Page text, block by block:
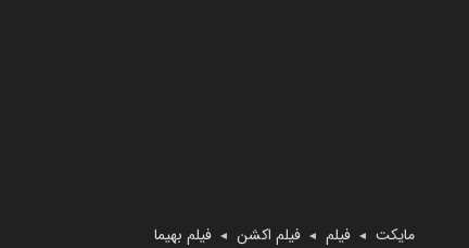
مایکت ◄ فیلم ◄ فیلم اکشن ◄ فیلم بهیما